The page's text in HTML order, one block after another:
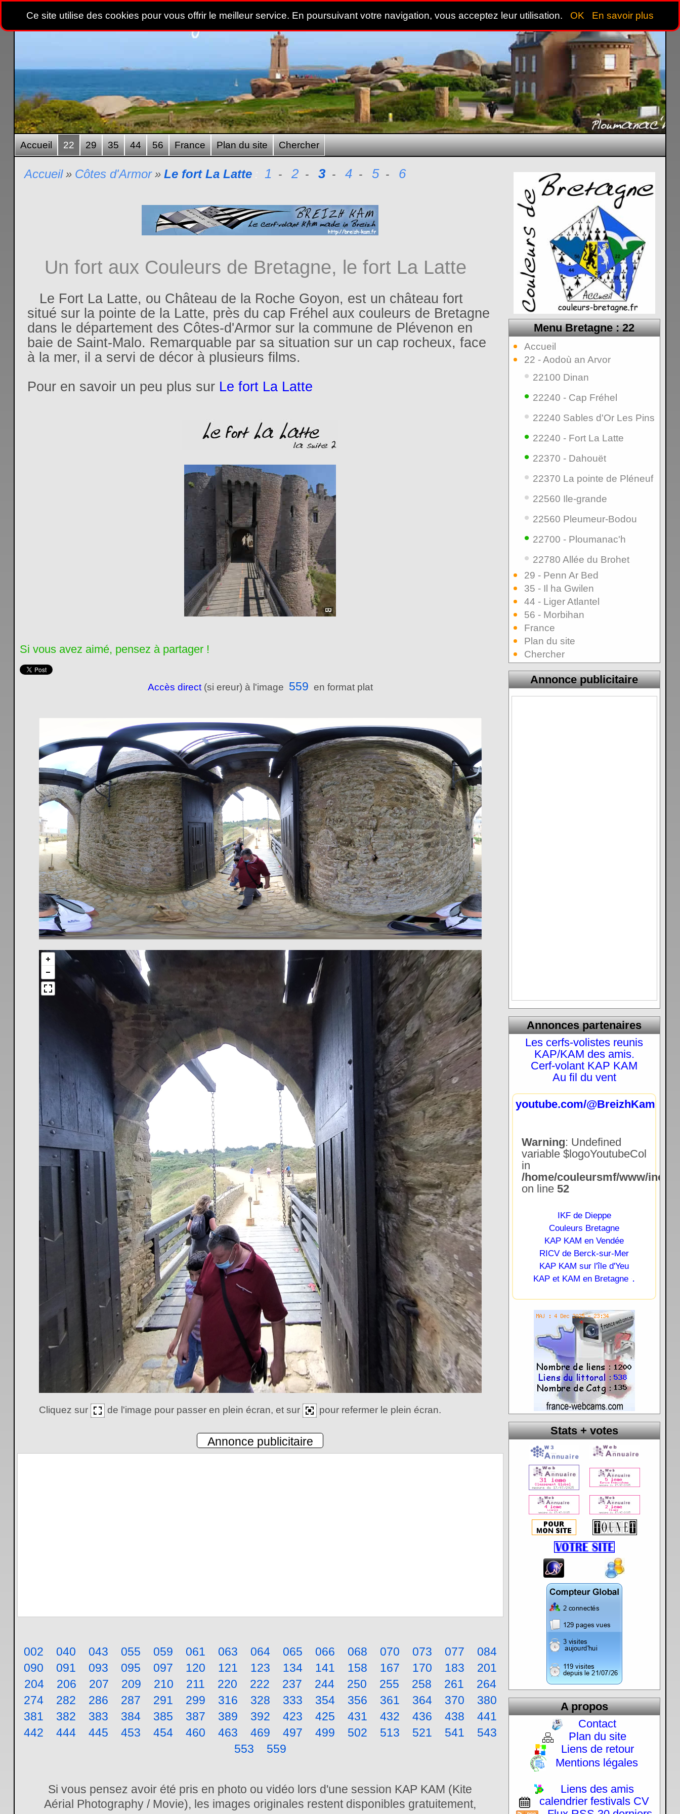
Accueil 22 29 35 44 56 France Plan du site Chercher
Accueil» Côtes d'Armor» Le fort La Latte : 1 - 2 - 3 - 4 - 5 - 6
Un fort aux Couleurs de Bretagne, le fort La Latte
Le Fort La Latte, ou Château de la Roche Goyon, est un château fort
situé sur la pointe de la Latte, près du cap Fréhel aux couleurs de Bretagne
dans le département des Côtes-d'Armor sur la commune de Plévenon en
baie de Saint-Malo. Remarquable par sa situation sur un cap rocheux, face
à la mer, il a servi de décor à plusieurs films.
Pour en savoir un peu plus sur Le fort La Latte
Si vous avez aimé, pensez à partager !
Accès direct(si ereur) à l'image 559 en format plat
Cliquez sur de l'image pour passer en plein écran, et sur pour refermer le plein écran.
Annonce publicitaire
002 040 043 055 059 061 063 064 065 066 068 070 073 077
084
090
091 093 095 097 120 121 123 134 141 158 167 170 183
201
204
206 207 209 210 211 220 222 237 244 250 255 258 261
264
274
282 286 287 291 299 316 328 333 354 356 361 364 370
380
381
382 383 384 385 387 389 392 423 425 431 432 436 438
441
442
444 445 453 454 460 463 469 497 499 502 513 521 541
543
553
559
Si vous pensez avoir été pris en photo ou vidéo lors d'une session KAP KAM (Kite
Aérial Photography / Movie), les images originales restent disponibles gratuitement,
Menu Bretagne : 22
Accueil
22 - Aodoù an Arvor
• 22100 Dinan
• 22240 - Cap Fréhel
• 22240 Sables d'Or Les Pins
• 22240 - Fort La Latte
• 22370 - Dahouët
• 22370 La pointe de Pléneuf
• 22560 Ile-grande
• 22560 Pleumeur-Bodou
• 22700 - Ploumanac'h
• 22780 Allée du Brohet
29 - Penn Ar Bed
35 - Il ha Gwilen
44 - Liger Atlantel
56 - Morbihan
France
Plan du site
Chercher
Annonce publicitaire
Annonces partenaires
Les cerfs-volistes reunis
KAP/KAM des amis.
Cerf-volant KAP KAM
Au fil du vent
youtube.com/@BreizhKam
Warning: Undefined
variable $logoYoutubeCol
in
/home/couleursmf/www/
on line 52
IKF de Dieppe
Couleurs Bretagne
KAP KAM en Vendée
RICV de Berck-sur-Mer
KAP KAM sur l'île d'Yeu
KAP et KAM en Bretagne .
Stats + votes
A propos
Contact
Plan du site
Liens de retour
Mentions légales
Liens des amis
calendrier festivals CV
Ce site utilise des cookies pour vous offrir le meilleur service. En poursuivant votre navigation, vous acceptez leur utilisation. OK En savoir plus